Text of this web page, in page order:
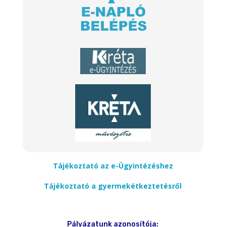
Tájékoztató az e-Ügyintézéshez
Tájékoztató a gyermekétkeztetésről
Pályázatunk azonosítója: